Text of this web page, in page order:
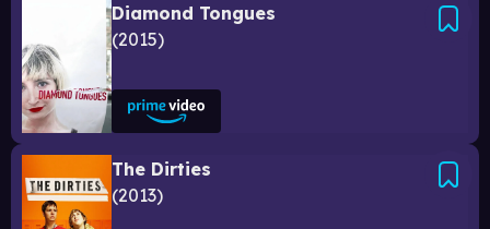
Diamond Tongues
2015
The Dirties
2013